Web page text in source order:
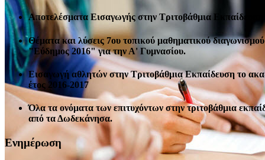
Αποτελέσματα Εισαγωγής στην Τριτοβάθμια Εκπαίδευση
Θέματα και λύσεις 7ου τοπικού μαθηματικού διαγωνισμού
"Εύδημος 2016" για την Α' Γυμνασίου.
Εισαγωγή αθλητών στην Τριτοβάθμια Εκπαίδευση το
έτος 2016-2017
Όλα τα ονόματα των επιτυχόντων στην τριτοβάθμια
από τα Δωδεκάνησα.
Ενημέρωση